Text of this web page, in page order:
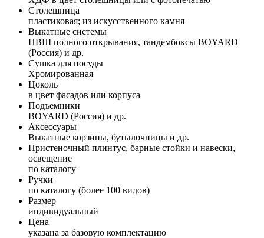
Столешница
пластиковая; из искусственного камня
Выкатные системы
ПВШ полного открывания, тандембоксы BOYARD
(Россия) и др.
Сушка для посуды
Хромированная
Цоколь
в цвет фасадов или корпуса
Подъемники
BOYARD (Россия) и др.
Аксессуары
Выкатные корзины, бутылочницы и др.
Пристеночный плинтус, барные стойки и навески,
освещение
по каталогу
Ручки
по каталогу (более 100 видов)
Размер
индивидуальный
Цена
указана за базовую комплектацию